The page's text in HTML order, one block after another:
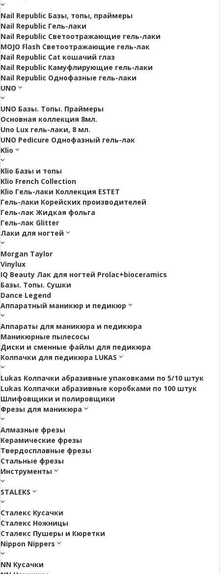
Nail Republic Базы, топы, праймеры
Nail Republic Гель-лаки
Nail Republic Светоотражающие гель-лаки
MOJO Flash Светоотражающие гель-лак
Nail Republic Cat кошачий глаз
Nail Republic Камуфлирующие гель-лаки
Nail Republic Однофазные гель-лаки
UNO
UNO Базы. Топы. Праймеры
Основная коллекция 8мл.
Uno Lux гель-лаки, 8 мл.
UNO Pedicure Однофазный гель-лак
Klio
Klio Базы и топы
Klio French Collection
Klio Гель-лаки Коллекция ESTET
Гель-лаки Корейских производителей
Гель-лак Жидкая фольга
Гель-лак Glitter
Лаки для ногтей
Morgan Taylor
Vinylux
IQ Beauty Лак для ногтей Prolac+bioceramics
Базы. Топы. Сушки
Dance Legend
Аппаратный маникюр и педикюр
Аппараты для маникюра и педикюра
Маникюрные пылесосы
Диски и сменные файлы для педикюра
Колпачки для педикюра LUKAS
Lukas Колпачки абразивные упаковками по 5/10 штук
Lukas Колпачки абразивные коробками по 100 штук
Шлифовщики и полировщики
Фрезы для маникюра
Алмазные фрезы
Керамические фрезы
Твердосплавные фрезы
Стальные фрезы
Инструменты
STALEKS
Сталекс Кусачки
Сталекс Ножницы
Сталекс Пушеры и Кюретки
Nippon Nippers
NN Кусачки